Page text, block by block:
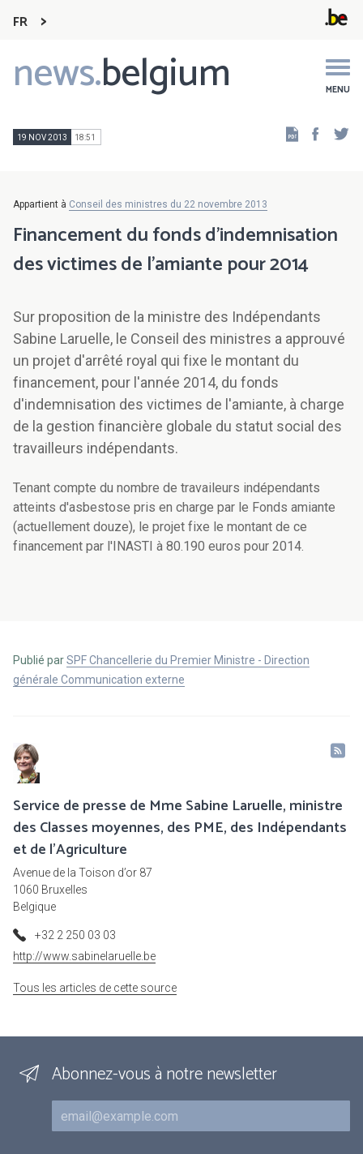
FR
news.belgium MENU
Main
navigation
19 NOV 2013 18:51
Appartient à Conseil des ministres du 22 novembre 2013
Financement du fonds d'indemnisation
des victimes de l'amiante pour 2014
Sur proposition de la ministre des Indépendants
Sabine Laruelle, le Conseil des ministres a approuvé
un projet d'arrêté royal qui fixe le montant du
financement, pour l'année 2014, du fonds
d'indemnisation des victimes de l'amiante, à charge
de la gestion financière globale du statut social des
travailleurs indépendants.
Tenant compte du nombre de travaileurs indépendants
atteints d'asbestose pris en charge par le Fonds amiante
(actuellement douze), le projet fixe le montant de ce
financement par l'INASTI à 80.190 euros pour 2014.
Publié parSPF Chancellerie du Premier Ministre - Direction
générale Communication externe
Service de presse de Mme Sabine Laruelle, ministre
des Classes moyennes, des PME, des Indépendants
et de l'Agriculture
Avenue de la Toison d’or 87
1060 Bruxelles
Belgique
+32 2 250 03 03
http://www.sabinelaruelle.be
Tous les articles de cette source
Abonnez-vous à notre newsletter
Courriel